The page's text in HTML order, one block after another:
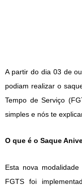
A partir do dia 03 de
podiam realizar o
Tempo de Serviço
simples e nós te
O que é o Saque
Esta nova
FGTS foi